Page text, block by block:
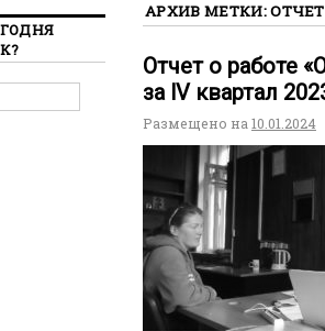
АРХИВ МЕТКИ:
Отчет о работе
за lV квартал
Размещено на 10.01.2024